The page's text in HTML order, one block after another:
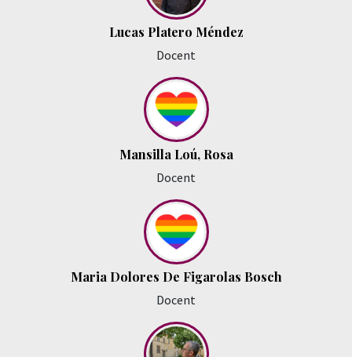
Lucas Platero Méndez
Docent
Mansilla Loú, Rosa
Docent
Maria Dolores De Figarolas Bosch
Docent